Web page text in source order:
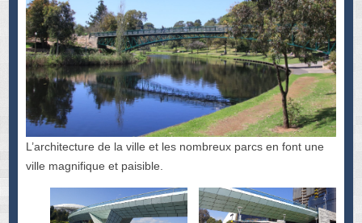
L’architecture de la ville et les nombreux parcs en font une
ville magnifique et paisible.